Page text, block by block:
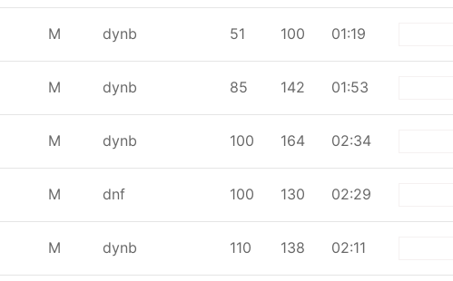
М dynb 51 100 01:19
М dynb 85 142 01:53
М dynb 100 164 02:34
М dnf 100 130 02:29
М dynb 110 138 02:11